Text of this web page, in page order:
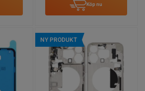
Köp nu
NY PRODUKT